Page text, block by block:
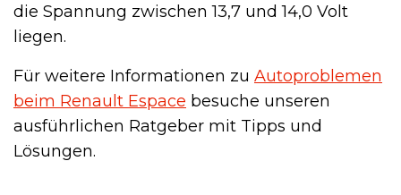
die Spannung zwischen 13,7 und 14,0 Volt
liegen.
Für weitere Informationen zu Autoproblemen
beim Renault Espace besuche unseren
ausführlichen Ratgeber mit Tipps und
Lösungen.